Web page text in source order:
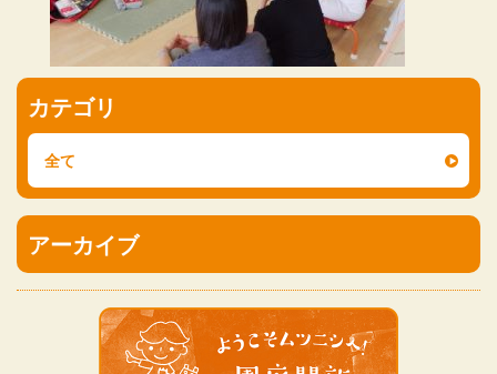
カテゴリ
全て
アーカイブ